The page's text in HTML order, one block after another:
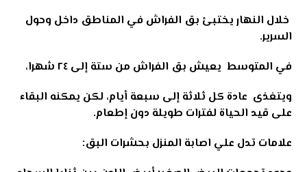
خلال النهار يختبئ بق الفراش في المناطق داخل وحول
السرير.
في المتوسط يعيش بق الفراش من ستة إلى ٢٤ شهرا،
ويتغذى عادة كل ثلاثة إلى سبعة أيام، لكن يمكنه البقاء
على قيد الحياة لفترات طويلة دون إطعام.
علامات تدل علي اصابة المنزل بحشرات البق: